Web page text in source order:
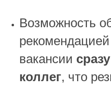
Возможность
вакансии
коллег, что